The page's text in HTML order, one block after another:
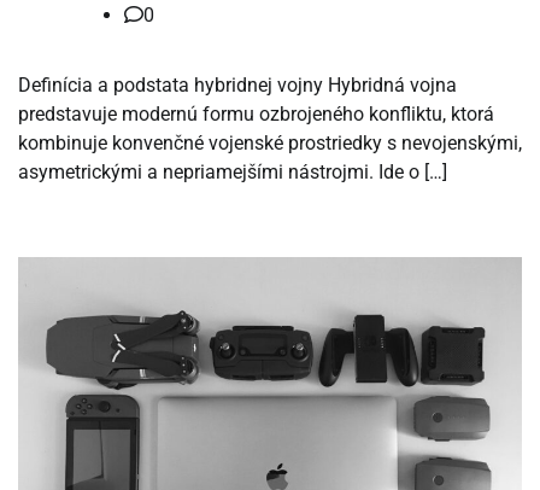
0
Definícia a podstata hybridnej vojny Hybridná vojna
predstavuje modernú formu ozbrojeného konfliktu, ktorá
kombinuje konvenčné vojenské prostriedky s nevojenskými,
asymetrickými a nepriamejšími nástrojmi. Ide o […]